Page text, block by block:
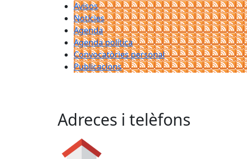
Avisos
Notícies
Agenda
Agenda política
Convocatòries personal
Publicacions
Adreces i telèfons